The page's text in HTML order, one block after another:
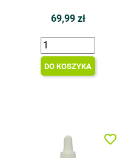
69,99 zł
DO KOSZYKA
favorite_border